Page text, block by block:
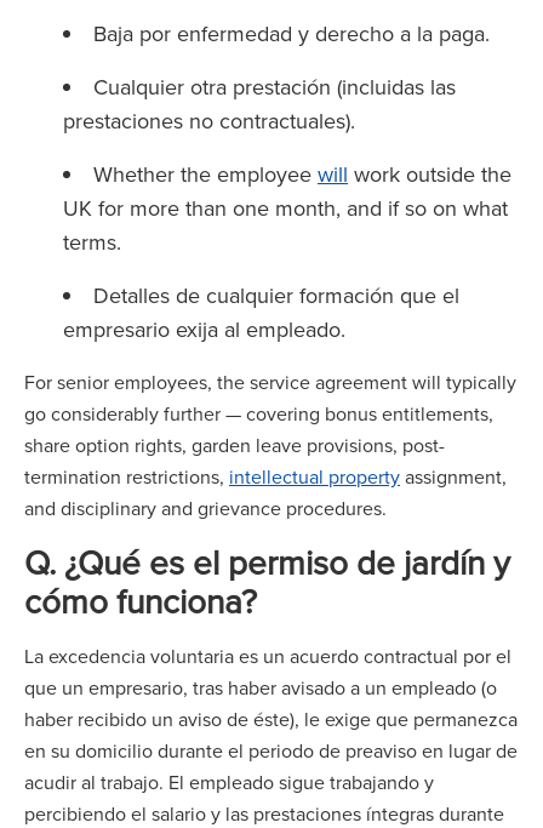
Baja por enfermedad y derecho a la paga.
Cualquier otra prestación (incluidas las
prestaciones no contractuales).
Whether the employee will work outside the
UK for more than one month, and if so on what
terms.
Detalles de cualquier formación que el
empresario exija al empleado.
For senior employees, the service agreement will typically
go considerably further — covering bonus entitlements,
share option rights, garden leave provisions, post-
termination restrictions, intellectual propertyassignment,
and disciplinary and grievance procedures.
Q. ¿Qué es el permiso de jardín y
cómo funciona?
La excedencia voluntaria es un acuerdo contractual por el
que un empresario, tras haber avisado a un empleado (o
haber recibido un aviso de éste), le exige que permanezca
en su domicilio durante el periodo de preaviso en lugar de
acudir al trabajo. El empleado sigue trabajando y
percibiendo el salario y las prestaciones íntegras durante